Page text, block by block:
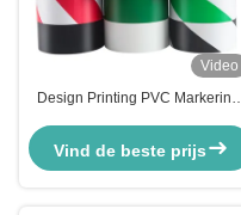
Video
Design Printing PVC Markering
Waarschuwingsband Voor De
Lagervloer
Vind de beste prijs